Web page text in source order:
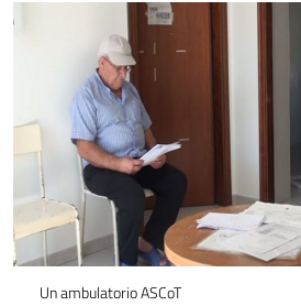
Un ambulatorio ASCoT